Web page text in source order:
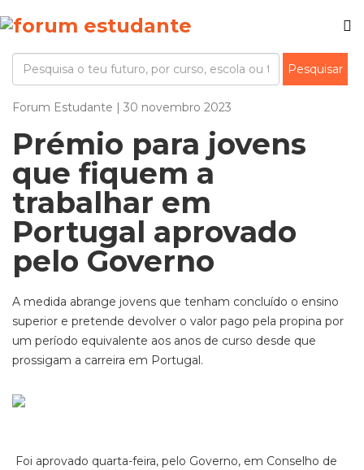
Forum Estudante | 30 novembro 2023
Prémio para jovens
que fiquem a
trabalhar em
Portugal aprovado
pelo Governo
A medida abrange jovens que tenham concluído o ensino
superior e pretende devolver o valor pago pela propina por
um período equivalente aos anos de curso desde que
prossigam a carreira em Portugal.
Foi aprovado quarta-feira, pelo Governo, em Conselho de